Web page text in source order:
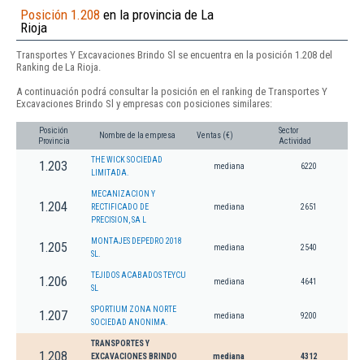
Posición 1.208 en la provincia de La
Rioja
Transportes Y Excavaciones Brindo Sl se encuentra en la posición 1.208 del
Ranking de La Rioja.
A continuación podrá consultar la posición en el ranking de Transportes Y
Excavaciones Brindo Sl y empresas con posiciones similares:
Posición
Provincia
Nombre de la empresa Ventas (€)
Sector
Actividad
1.203
THE WICK SOCIEDAD
LIMITADA.
mediana 6220
1.204
MECANIZACION Y
RECTIFICADO DE
PRECISION, SA L
mediana 2651
1.205
MONTAJES DEPEDRO 2018
SL.
mediana 2540
1.206
TEJIDOS ACABADOS TEYCU
SL
mediana 4641
1.207
SPORTIUM ZONA NORTE
SOCIEDAD ANONIMA.
mediana 9200
1.208
TRANSPORTES Y
EXCAVACIONES BRINDO
mediana 4312